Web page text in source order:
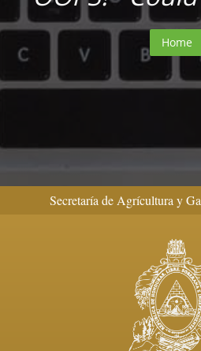
Home
Secretaría de Agrícultura y